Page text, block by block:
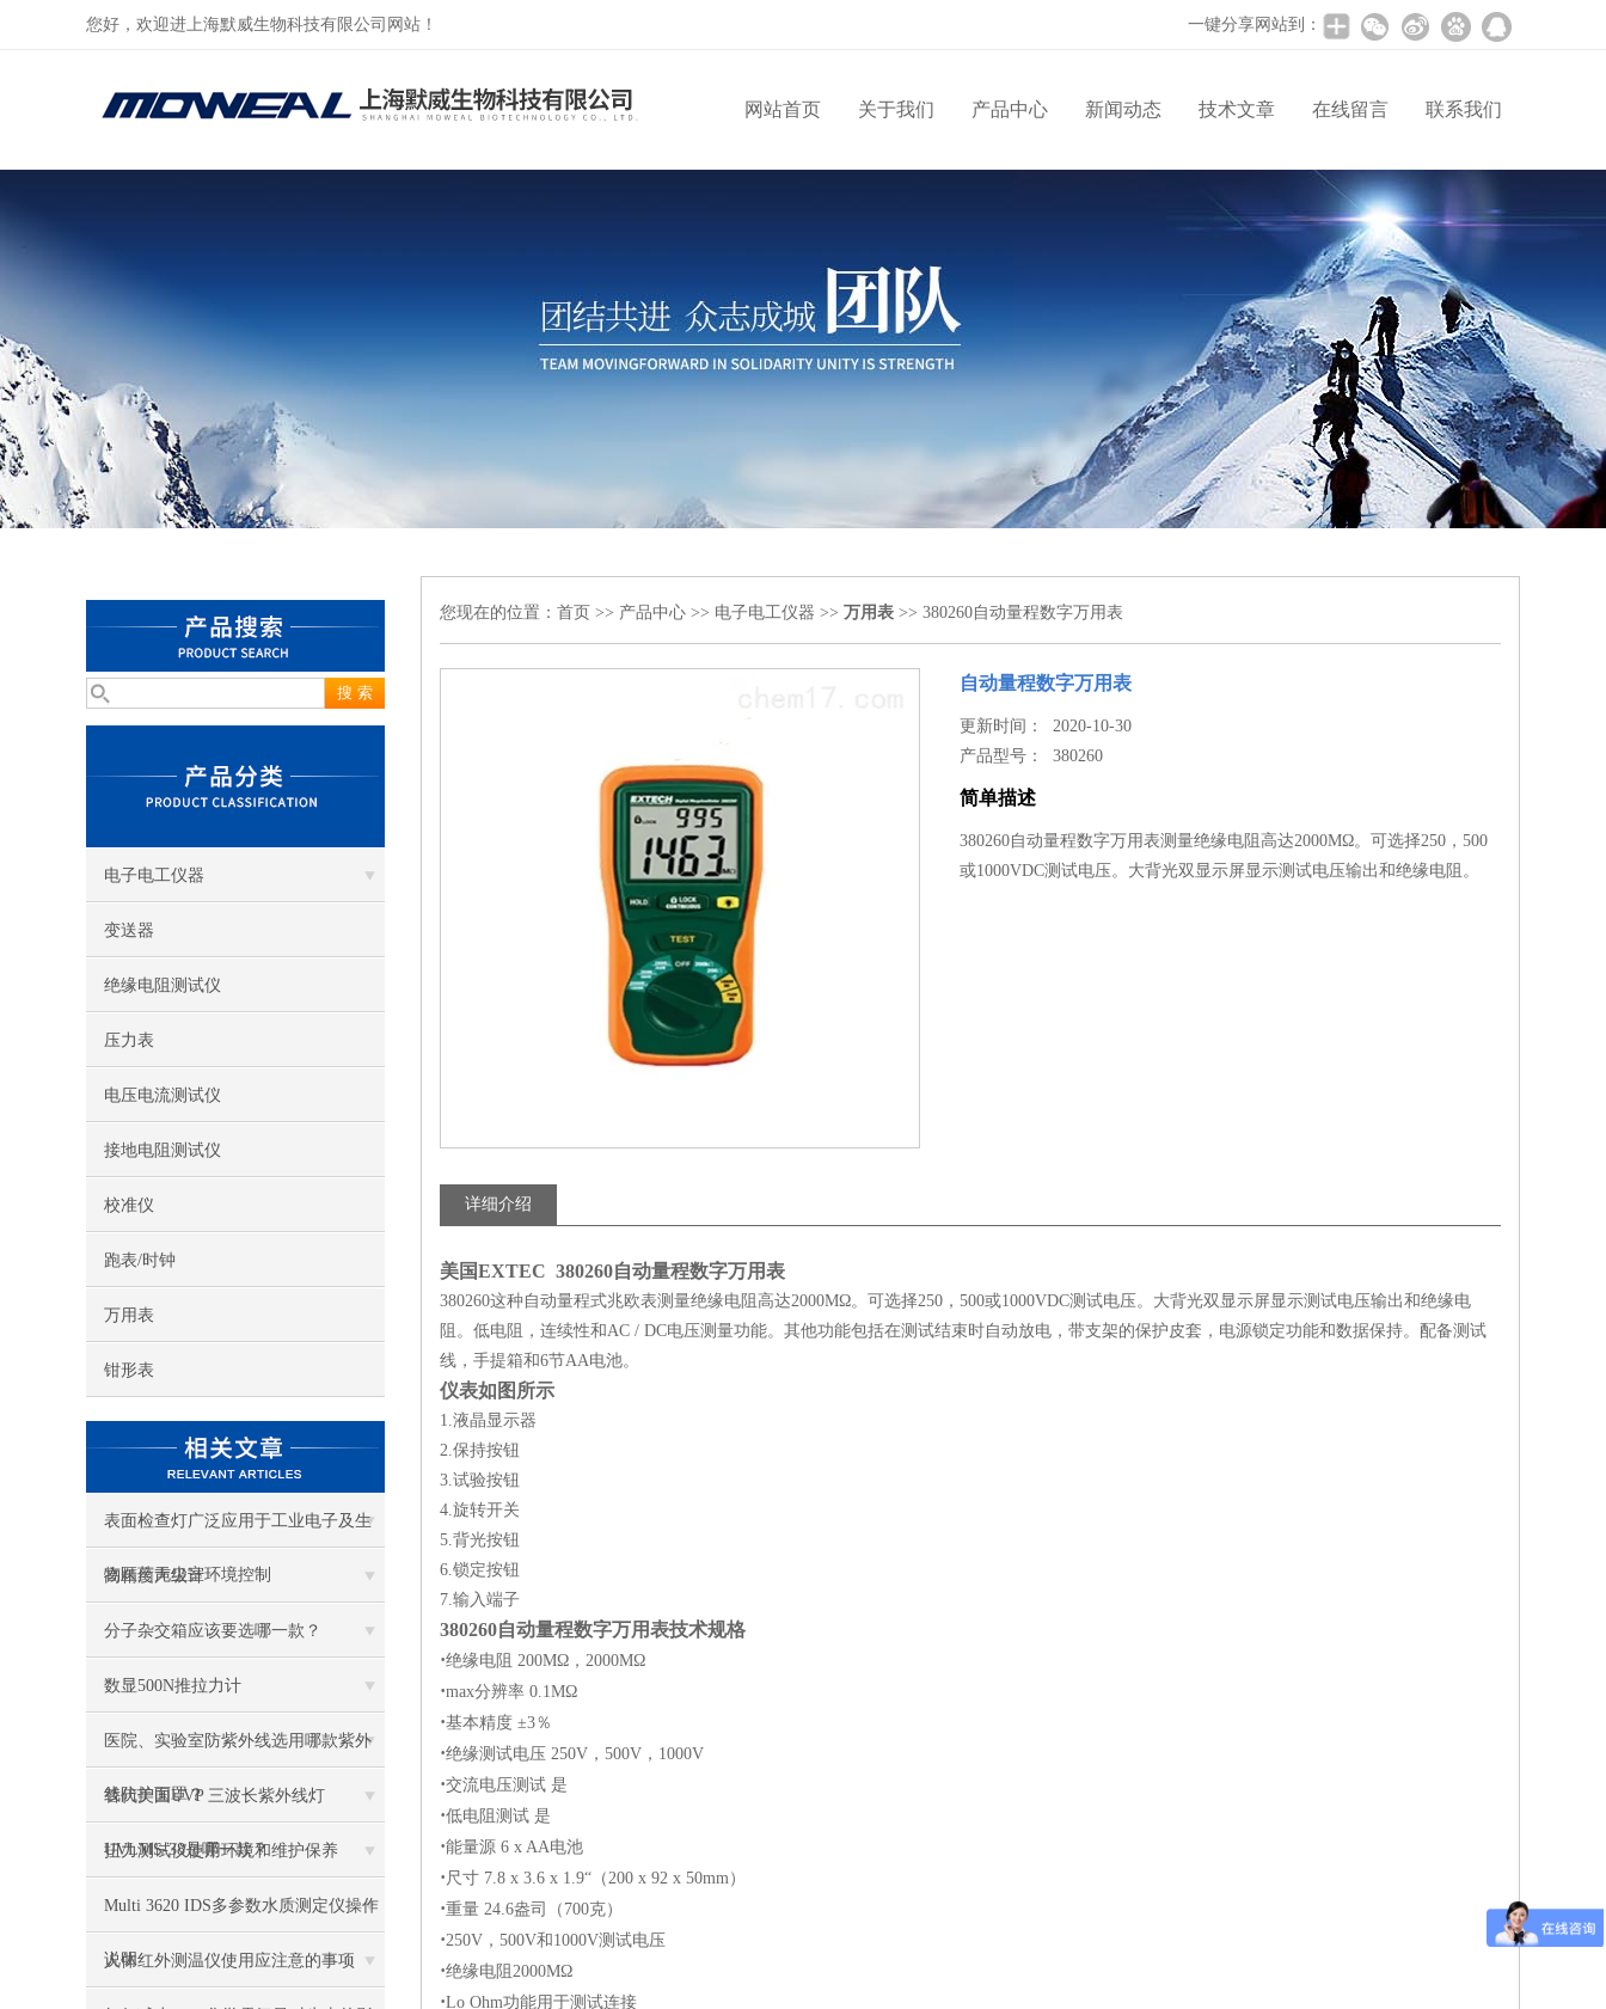
您好，欢迎进上海默威生物科技有限公司网站！ 一键分享网站到：
网站首页 关于我们 产品中心 新闻动态 技术文章 在线留言 联系我们
电子电工仪器
变送器
绝缘电阻测试仪
压力表
电压电流测试仪
接地电阻测试仪
校准仪
跑表/时钟
万用表
钳形表
表面检查灯广泛应用于工业电子及生
物医药无尘室环境控制
高精度声级计
分子杂交箱应该要选哪一款？
数显500N推拉力计
医院、实验室防紫外线选用哪款紫外
线防护面罩？
替代美国UVP 三波长紫外线灯
UVLMS-38是哪一款？
扭力测试仪使用环境和维护保养
Multi 3620 IDS多参数水质测定仪操作
说明
人体红外测温仪使用应注意的事项
您现在的位置： 首页 >> 产品中心 >> 电子电工仪器 >> 万用表 >> 380260自动量程数字万用表
自动量程数字万用表
更新时间： 2020-10-30
产品型号：380260
简单描述
380260自动量程数字万用表测量绝缘电阻高达2000MΩ。可选择250，500
或1000VDC测试电压。大背光双显示屏显示测试电压输出和绝缘电阻。
详细介绍
美国EXTEC 380260自动量程数字万用表
380260这种自动量程式兆欧表测量绝缘电阻高达2000MΩ。可选择250，500或1000VDC测试电压。大背光双显示屏显示测试电压输出和绝缘电
阻。低电阻，连续性和AC / DC电压测量功能。其他功能包括在测试结束时自动放电，带支架的保护皮套，电源锁定功能和数据保持。配备测试
线，手提箱和6节AA电池。
仪表如图所示
1.液晶显示器
2.保持按钮
3.试验按钮
4.旋转开关
5.背光按钮
6.锁定按钮
7.输入端子
380260自动量程数字万用表技术规格
·绝缘电阻 200MΩ，2000MΩ
·max分辨率 0.1MΩ
·基本精度 ±3％
·绝缘测试电压 250V，500V，1000V
·交流电压测试 是
·低电阻测试 是
·能量源 6 x AA电池
· 尺寸 7.8 x 3.6 x 1.9“（200 x 92 x 50mm）
·重量 24.6盎司（700克）
·250V，500V和1000V测试电压
·绝缘电阻2000MΩ
·Lo Ohm功能用于测试连接